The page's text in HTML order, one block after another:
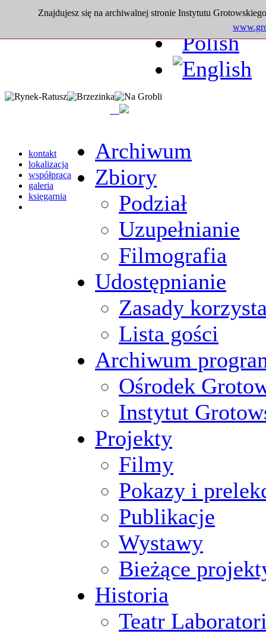
Znajdujesz się na archiwalnej stronie Instytutu
kontakt
lokalizacja
współpraca
galeria
księgarnia
Archiwum
Zbiory
Podział
Uzupełnianie
Filmografia
Udostępnianie
Zasady
Lista gości
Archiwum
Ośrodek
Instytut
Projekty
Filmy
Pokazy i
Publikacje
Wystawy
Bieżące
Historia
Teatr